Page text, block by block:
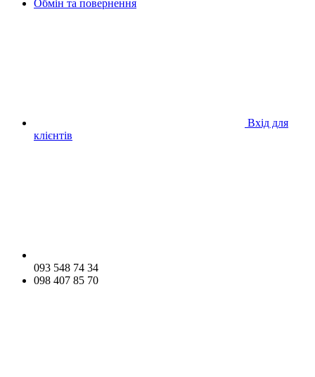
Обмін та повернення
Вхід для
клієнтів
093 548 74 34
098 407 85 70